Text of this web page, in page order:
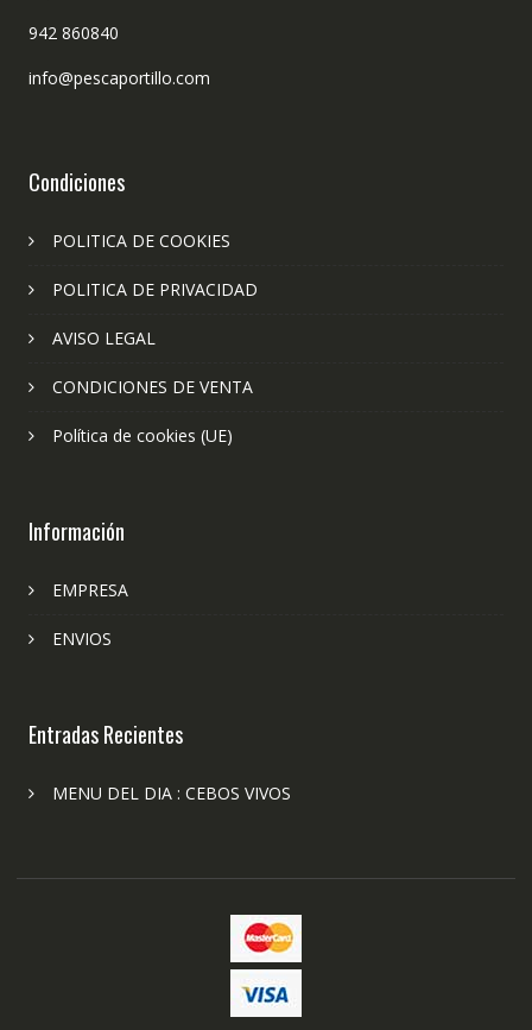
942 860840
info@pescaportillo.com
Condiciones
POLITICA DE COOKIES
POLITICA DE PRIVACIDAD
AVISO LEGAL
CONDICIONES DE VENTA
Política de cookies (UE)
Información
EMPRESA
ENVIOS
Entradas Recientes
MENU DEL DIA : CEBOS VIVOS